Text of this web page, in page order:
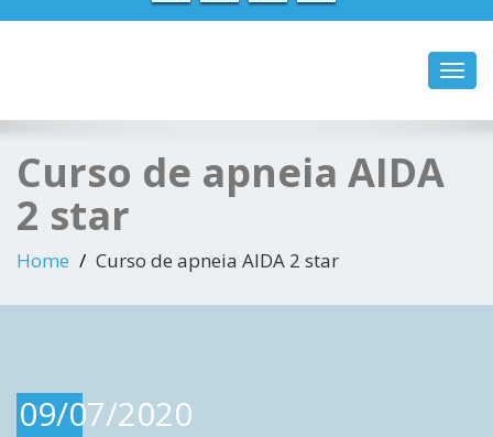
Curso de apneia AIDA
2 star
Home Curso de apneia AIDA 2 star
09/07/2020